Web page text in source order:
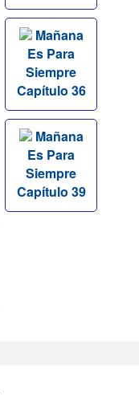
Mañana
Es Para
Siempre
Capítulo 36
Mañana
Es Para
Siempre
Capítulo 39